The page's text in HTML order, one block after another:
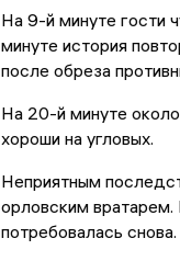
На 9-й минуте гости
минуте история
после обреза
На 20-й минуте
хороши на угловых.
Неприятным
орловским
потребовалась